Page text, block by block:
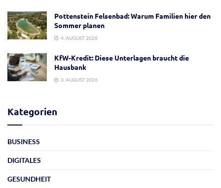
Pottenstein Felsenbad: Warum Familien hier den
Sommer planen
4. AUGUST 2026
KfW-Kredit: Diese Unterlagen braucht die
Hausbank
3. AUGUST 2026
Kategorien
BUSINESS
DIGITALES
GESUNDHEIT